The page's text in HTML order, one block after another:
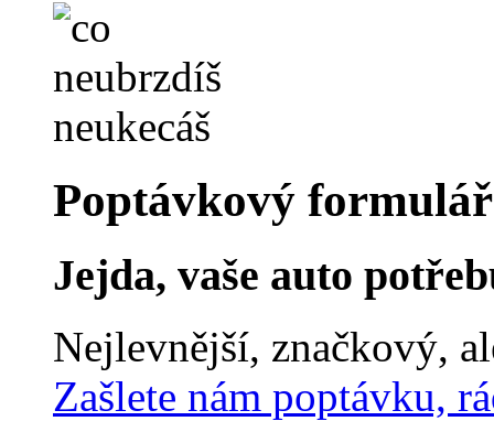
Poptávkový formulář
Jejda, vaše auto
Nejlevnější, značkový,
Zašlete nám poptávku,